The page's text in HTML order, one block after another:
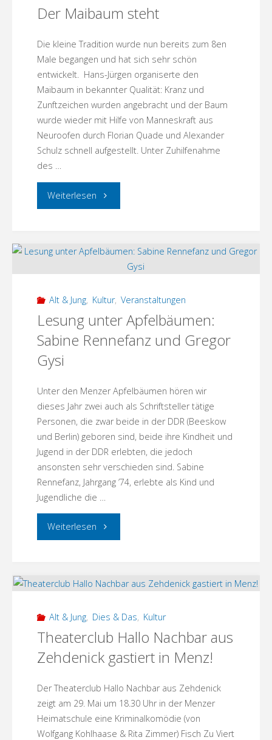
Kammeroper
Rheinsberg
wer
kommt
mit?"
Der Maibaum steht
Die kleine Tradition wurde nun bereits zum 8en
Male begangen und hat sich sehr schön
entwickelt. Hans-Jürgen organiserte den
Maibaum in bekannter Qualität: Kranz und
Zunftzeichen wurden angebracht und der Baum
wurde wieder mit Hilfe von Manneskraft aus
Neuroofen durch Florian Quade und Alexander
Schulz schnell aufgestellt. Unter Zuhilfenahme
des …
Weiterlesen "Der
steht"
Alt & Jung, Kultur, Veranstaltungen
Lesung unter Apfelbäumen:
Sabine Rennefanz und Gregor
Gysi
Unter den Menzer Apfelbäumen hören wir
dieses Jahr zwei auch als Schriftsteller tätige
Personen, die zwar beide in der DDR (Beeskow
und Berlin) geboren sind, beide ihre Kindheit und
Jugend in der DDR erlebten, die jedoch
ansonsten sehr verschieden sind. Sabine
Rennefanz, Jahrgang ’74, erlebte als Kind und
Jugendliche die …
Weiterlesen "Lesung
Apfelbäumen:
Rennefanz
und
Gregor
Gysi"
Alt & Jung, Dies & Das, Kultur
Theaterclub Hallo Nachbar aus
Zehdenick gastiert in Menz!
Der Theaterclub Hallo Nachbar aus Zehdenick
zeigt am 29. Mai um 18.30 Uhr in der Menzer
Heimatschule eine Kriminalkomödie (von
Wolfgang Kohlhaase & Rita Zimmer) Fisch Zu Viert